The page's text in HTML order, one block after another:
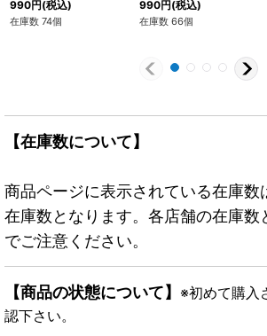
990円(税込)
在庫数 74個
990円(税込)
在庫数 66個
【在庫数について】
商品ページに表示されている在庫数
在庫数となります。各店舗の在庫数
でご注意ください。
【商品の状態について】 ※初めて購入
認下さい。